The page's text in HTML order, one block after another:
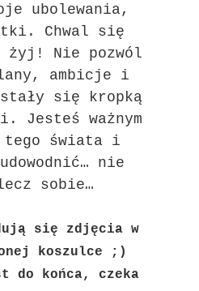
ubolewania,
Chwal się
żyj! Nie pozwól
ambicje i
się kropką
Jesteś ważnym
tego świata i
nie
sobie…
się zdjęcia w
koszulce ;)
do końca, czeka